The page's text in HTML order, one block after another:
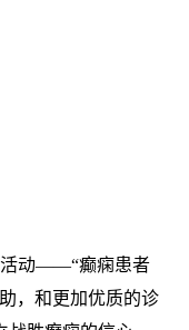
活动——“癫痫患者
，和更加优质的诊